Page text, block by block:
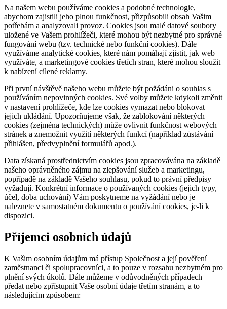
Na našem webu používáme cookies a podobné technologie,
abychom zajistili jeho plnou funkčnost, přizpůsobili obsah Vašim
potřebám a analyzovali provoz. Cookies jsou malé datové soubory
uložené ve Vašem prohlížeči, které mohou být nezbytné pro správné
fungování webu (tzv. technické nebo funkční cookies). Dále
využíváme analytické cookies, které nám pomáhají zjistit, jak web
využíváte, a marketingové cookies třetích stran, které mohou sloužit
k nabízení cílené reklamy.
Při první návštěvě našeho webu můžete být požádáni o souhlas s
používáním nepovinných cookies. Své volby můžete kdykoli změnit
v nastavení prohlížeče, kde lze cookies vymazat nebo blokovat
jejich ukládání. Upozorňujeme však, že zablokování některých
cookies (zejména technických) může ovlivnit funkčnost webových
stránek a znemožnit využití některých funkcí (například zůstávání
přihlášen, předvyplnění formulářů apod.).
Data získaná prostřednictvím cookies jsou zpracovávána na základě
našeho oprávněného zájmu na zlepšování služeb a marketingu,
popřípadě na základě Vašeho souhlasu, pokud to právní předpisy
vyžadují. Konkrétní informace o používaných cookies (jejich typy,
účel, doba uchování) Vám poskytneme na vyžádání nebo je
naleznete v samostatném dokumentu o používání cookies, je-li k
dispozici.
Příjemci osobních údajů
K Vašim osobním údajům má přístup Společnost a její pověření
zaměstnanci či spolupracovníci, a to pouze v rozsahu nezbytném pro
plnění svých úkolů. Dále můžeme v odůvodněných případech
předat nebo zpřístupnit Vaše osobní údaje třetím stranám, a to
následujícím způsobem: